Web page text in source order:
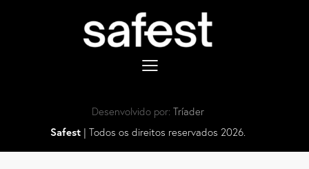
Desenvolvido por: Tríader
Safest| Todos os direitos reservados 2026.